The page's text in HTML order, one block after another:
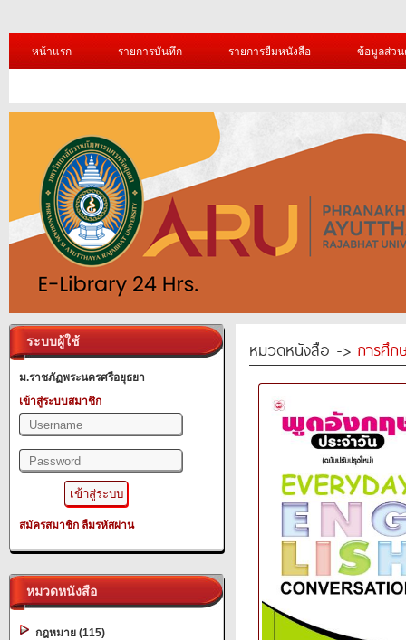
หน้าแรก รายการบันทึก รายการยืมหนังสือ ข้อมูลส่ว
ระบบผู้ใช้
ม.ราชภัฏพระนครศรีอยุธยา
เข้าสู่ระบบสมาชิก
สมัครสมาชิก ลืมรหัสผ่าน
หมวดหนังสือ
กฎหมาย (115)
หมวดหนังสือ -> การศึก